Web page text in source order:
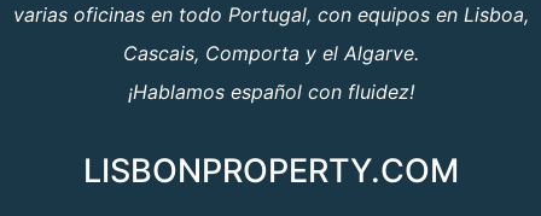
varias oficinas en todo Portugal, con equipos en Lisboa,
Cascais, Comporta y el Algarve.
¡Hablamos español con fluidez!
LISBONPROPERTY.COM